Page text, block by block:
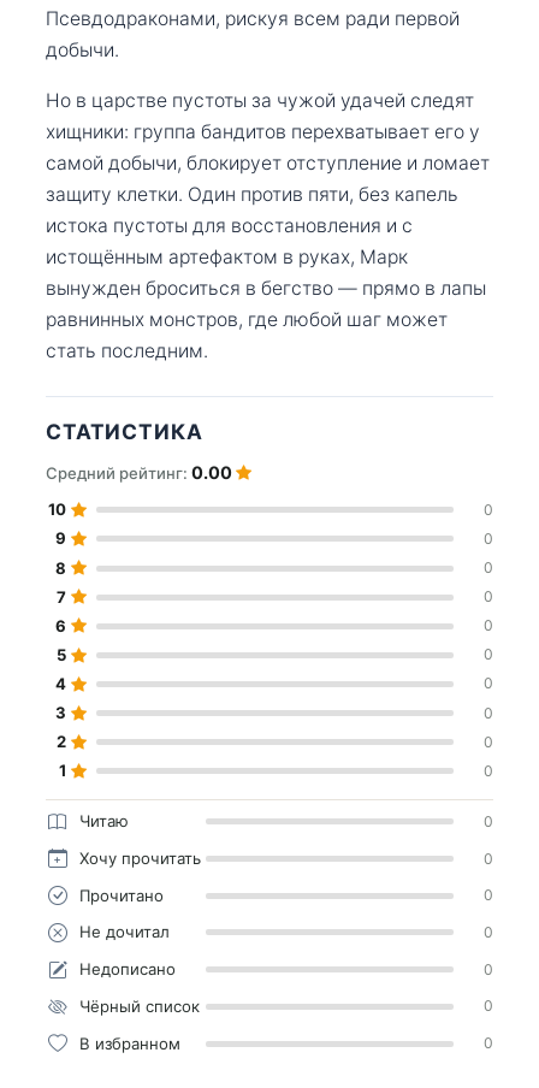
Псевдодраконами, рискуя всем ради первой
добычи.
Но в царстве пустоты за чужой удачей следят
хищники: группа бандитов перехватывает его у
самой добычи, блокирует отступление и ломает
защиту клетки. Один против пяти, без капель
истока пустоты для восстановления и с
истощённым артефактом в руках, Марк
вынужден броситься в бегство — прямо в лапы
равнинных монстров, где любой шаг может
стать последним.
СТАТИСТИКА
Средний рейтинг: 0.00
10 0
9 0
8 0
7 0
6 0
5 0
4 0
3 0
2 0
1 0
Читаю 0
Хочу прочитать 0
Прочитано 0
Не дочитал 0
Недописано 0
Чёрный список 0
В избранном 0